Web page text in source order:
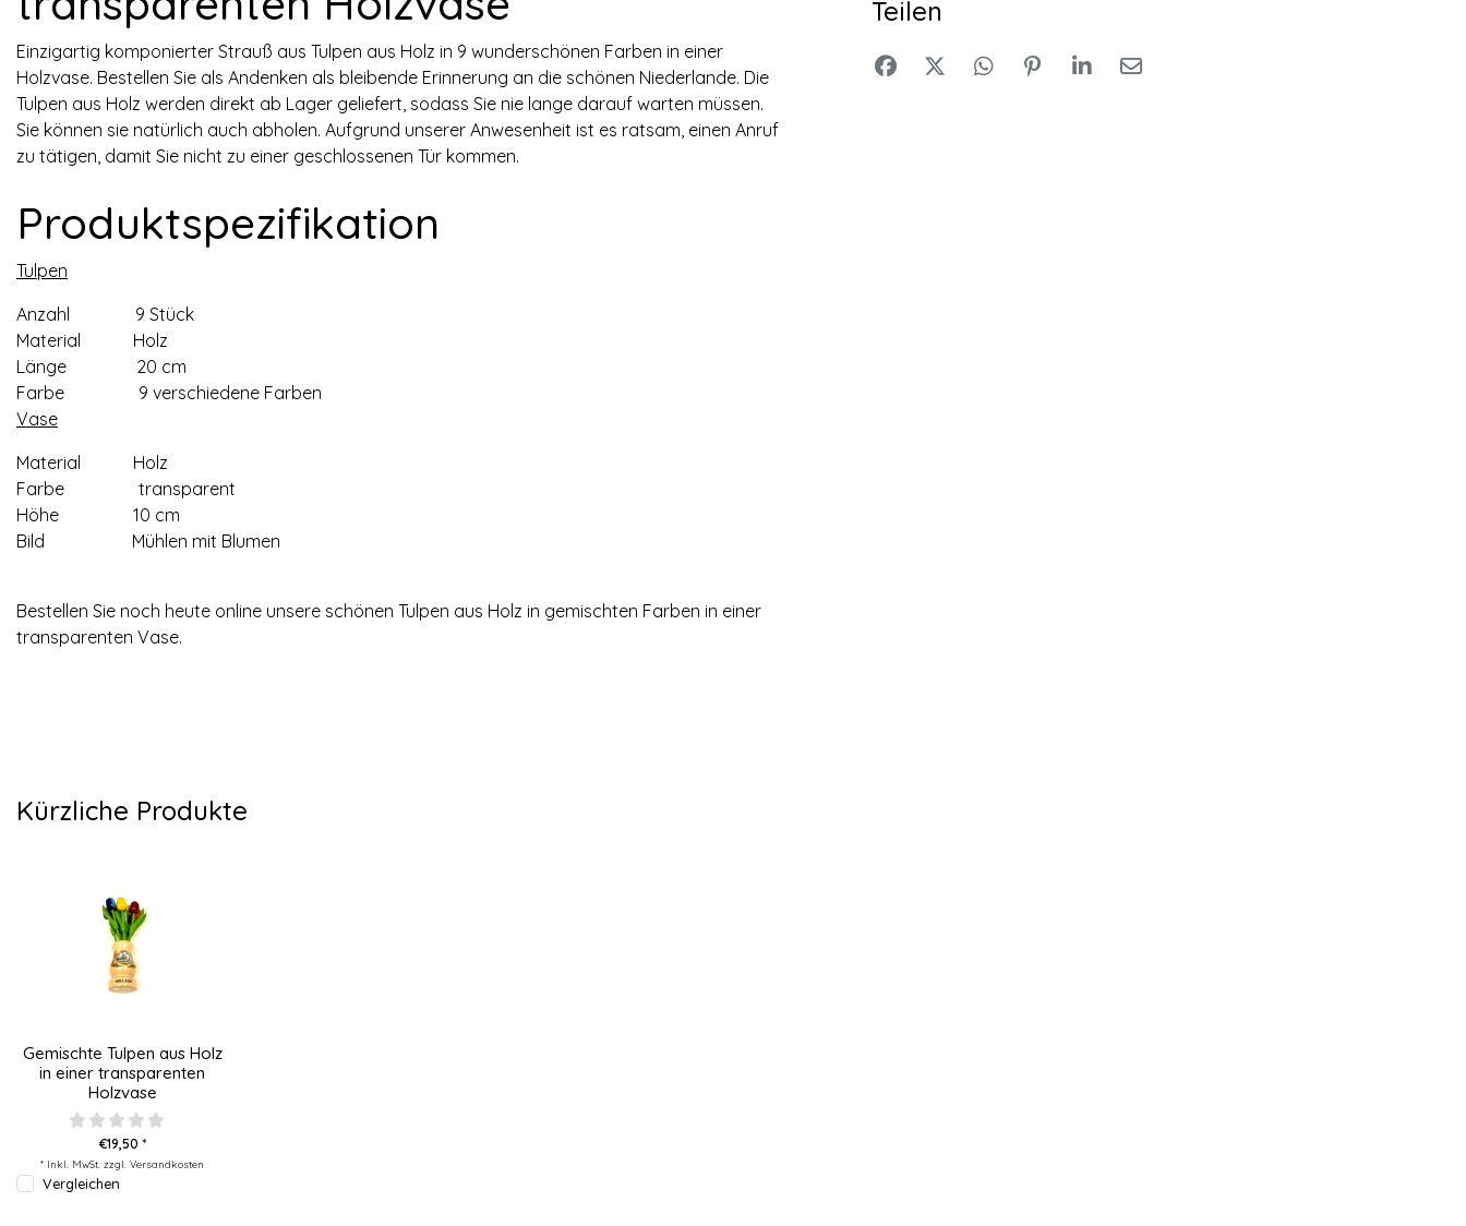
Einzigartig komponierter Strauß aus Tulpen aus Holz in 9 wunderschönen Farben in einer
Holzvase. Bestellen Sie als Andenken als bleibende Erinnerung an die schönen Niederlande. Die
Tulpen aus Holz werden direkt ab Lager geliefert, sodass Sie nie lange darauf warten müssen.
Sie können sie natürlich auch abholen. Aufgrund unserer Anwesenheit ist es ratsam, einen Anruf
zu tätigen, damit Sie nicht zu einer geschlossenen Tür kommen.
Produktspezifikation
Tulpen
Anzahl 9 Stück
Material Holz
Länge 20 cm
Farbe 9 verschiedene Farben
Vase
Material Holz
Farbe transparent
Höhe 10 cm
Bild Mühlen mit Blumen
Bestellen Sie noch heute online unsere schönen Tulpen aus Holz in gemischten Farben in einer
transparenten Vase.
Teilen
Kürzliche Produkte
Gemischte Tulpen aus Holz
in einer transparenten
Holzvase
€19,50 *
* Inkl. MwSt. zzgl. Versandkosten
Vergleichen